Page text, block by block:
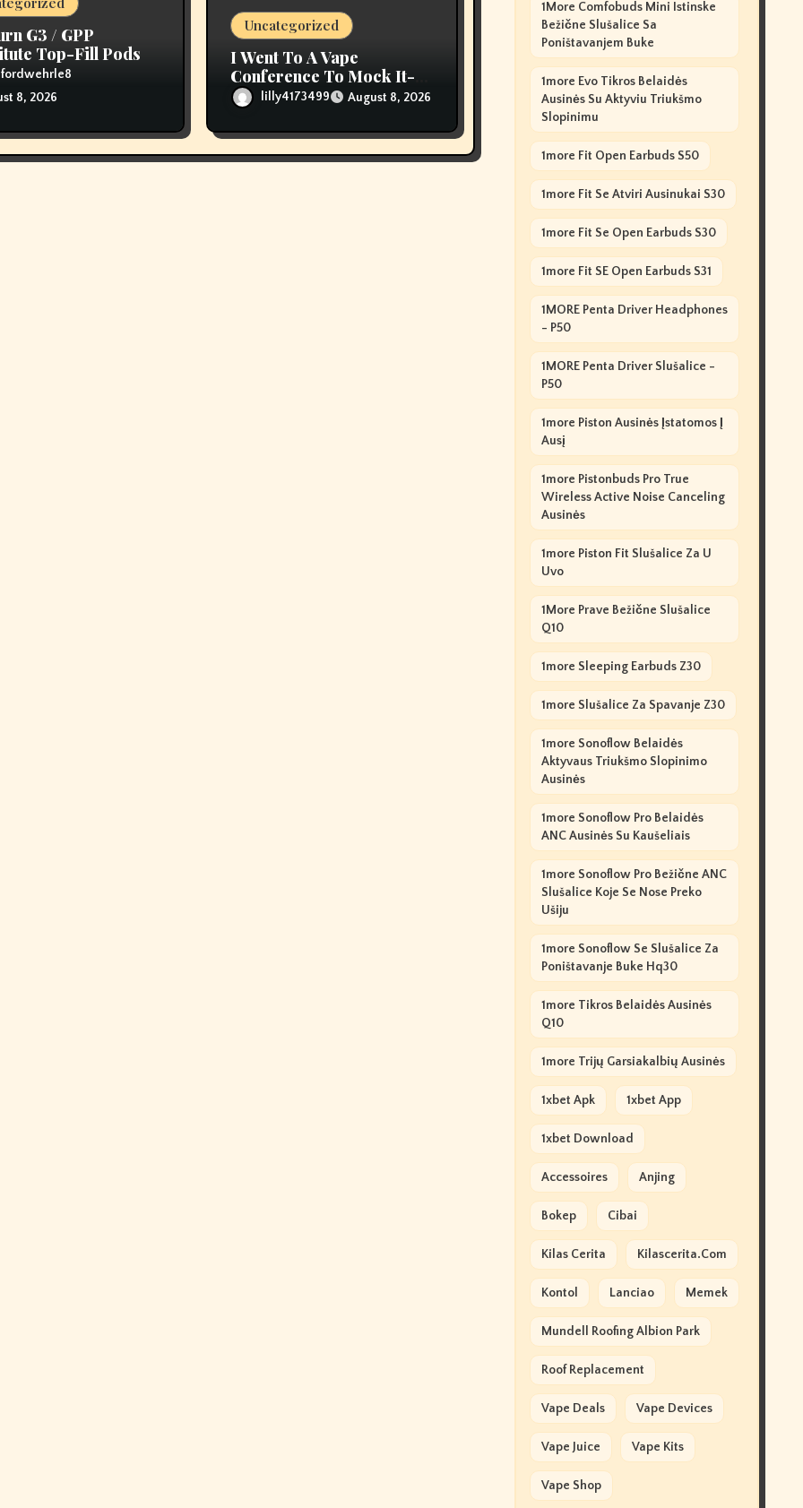
G3 / GPP
Top-Fill Pods
8, 2026
Uncategorized
I Went To A Vape
Conference To Mock It-
then The Vapers Changed
My Thoughts
lilly4173499 August 8, 2026
1More Comfobuds Mini Istinske
Bežične Slušalice Sa
Poništavanjem Buke
1more Evo Tikros Belaidės
Ausinės Su Aktyviu Triukšmo
Slopinimu
1more Fit Open Earbuds S50
1more Fit Se Atviri Ausinukai S30
1more Fit Se Open Earbuds S30
1more Fit SE Open Earbuds S31
1MORE Penta Driver Headphones
- P50
1MORE Penta Driver Slušalice -
P50
1more Piston Ausinės Įstatomos Į
Ausį
1more Pistonbuds Pro True
Wireless Active Noise Canceling
Ausinės
1more Piston Fit Slušalice Za U
Uvo
1More Prave Bežične Slušalice
Q10
1more Sleeping Earbuds Z30
1more Slušalice Za Spavanje Z30
1more Sonoflow Belaidės
Aktyvaus Triukšmo Slopinimo
Ausinės
1more Sonoflow Pro Belaidės
ANC Ausinės Su Kaušeliais
1more Sonoflow Pro Bežične ANC
Slušalice Koje Se Nose Preko
Ušiju
1more Sonoflow Se Slušalice Za
Poništavanje Buke Hq30
1more Tikros Belaidės Ausinės
Q10
1more Trijų Garsiakalbių Ausinės
1xbet Apk 1xbet App
1xbet Download
Accessoires Anjing
Bokep Cibai
Kilas Cerita Kilascerita.com
Kontol Lanciao Memek
Mundell Roofing Albion Park
Roof Replacement
Vape Deals Vape Devices
Vape Juice Vape Kits
Vape Shop